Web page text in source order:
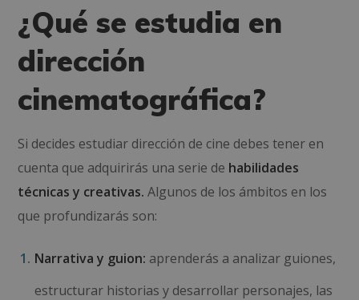
¿Qué se estudia en
dirección
cinematográfica?
Si decides estudiar dirección de cine debes tener en
cuenta que adquirirás una serie de habilidades
técnicas y creativas. Algunos de los ámbitos en los
que profundizarás son:
Narrativa y guion: aprenderás a analizar guiones,
estructurar historias y desarrollar personajes, las